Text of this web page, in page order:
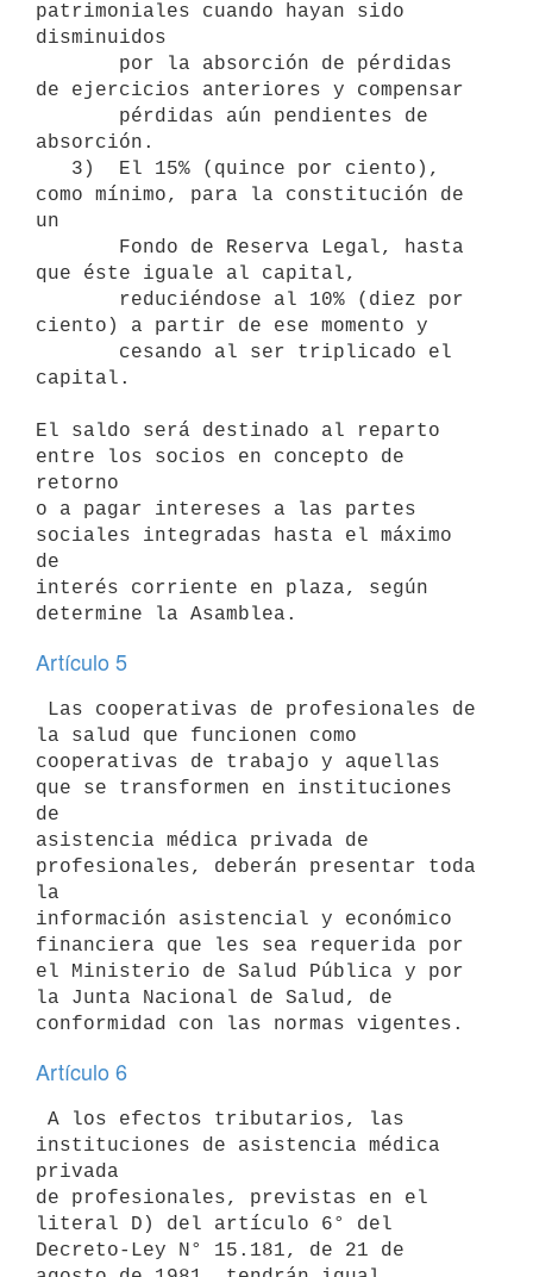
patrimoniales cuando hayan sido
disminuidos
de ejercicios anteriores y compensar
absorción.
como mínimo, para la constitución de
un
que éste iguale al capital,
ciento) a partir de ese momento y
capital.
El saldo será destinado al reparto
entre los socios en concepto de
retorno
o a pagar intereses a las partes
sociales integradas hasta el máximo
de
interés corriente en plaza, según
Artículo 5
la salud que funcionen como
cooperativas de trabajo y aquellas
que se transformen en instituciones
de
asistencia médica privada de
profesionales, deberán presentar toda
la
información asistencial y económico
financiera que les sea requerida por
el Ministerio de Salud Pública y por
la Junta Nacional de Salud, de
Artículo 6
instituciones de asistencia médica
privada
de profesionales, previstas en el
literal D) del artículo 6° del
Decreto-Ley N° 15.181, de 21 de